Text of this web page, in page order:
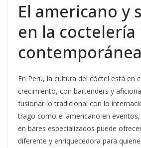
El americano y
en la coctelería
contemporánea
En Perú, la cultura del cóctel está en
crecimiento, con bartenders y
fusionar lo tradicional con lo
trago como el americano en
en bares especializados puede
diferente y enriquecedora para